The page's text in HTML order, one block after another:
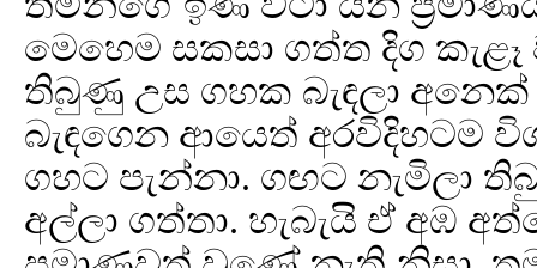
මෙහෙම සකසා ගත්ත දිග
තිබුණු උස ගහක බැඳලා
බැඳගෙන ආයෙත් අරවිදිහටම
ගහට පැන්නා. ගඟට නැමිලා
අල්ලා ගත්තා. හැබැයි ඒ අඹ